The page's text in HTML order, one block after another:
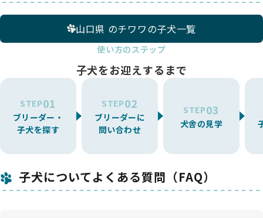
山口県 のチワワの子犬一覧
使い方のステップ
子犬をお迎えするまで
STEP01
ブリーダー・
子犬を探す
STEP02
ブリーダーに
問い合わせ
STEP03
犬舎の見学
子犬についてよくある質問（FAQ）